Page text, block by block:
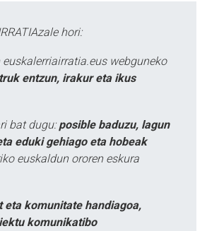
hori:
webguneko
entzun, irakur eta ikus
bat dugu: posible baduzu, lagun
eduki gehiago eta hobeak
euskaldun ororen eskura
eta komunitate handiagoa,
komunikatibo